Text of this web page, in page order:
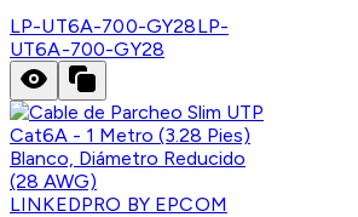
LP-UT6A-700-GY28LP-
UT6A-700-GY28
LINKEDPRO BY EPCOM